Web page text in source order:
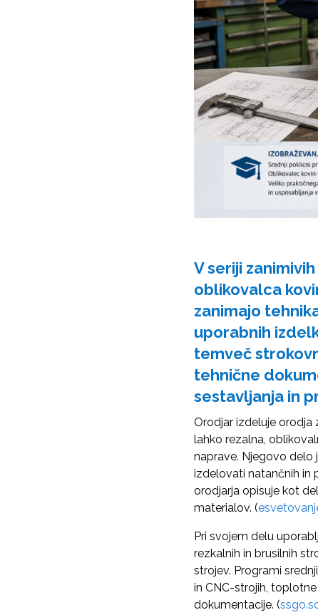
V seriji
oblikovalca
zanimajo
uporabnih
temveč
tehnične
sestavljanja in
Orodjar izdeluje orodja
lahko rezalna,
naprave. Njegovo delo
izdelovati natančnih in
orodjarja opisuje kot
materialov. (
Pri svojem delu
rezkalnih in brusilnih
strojev. Programi
in CNC-strojih,
dokumentacije. (